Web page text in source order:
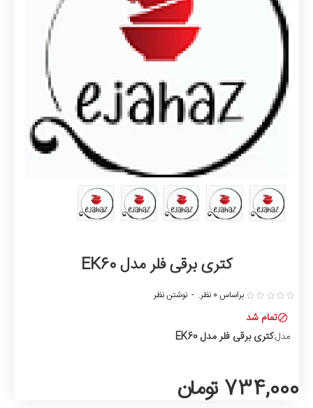
کتری برقی فلر مدل EK60
تمام شد
مدل:کتری برقی فلر مدل EK60
براساس 0 نظر. - نوشتن نظر
734,000 تومان